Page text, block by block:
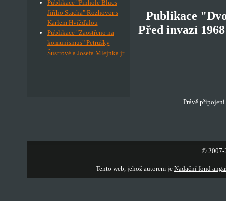
Publikace "Pinhole Blues
Jiřího Stacha" Rozhovor s
Karlem Hvížďalou
Publikace "Zaostřeno na
komunismus" Petrušky
Šustrové a Josefa Mlejnka jr.
Publikace
Před invazí
Právě
© 2007-
Tento web, jehož autorem je Nadační fond